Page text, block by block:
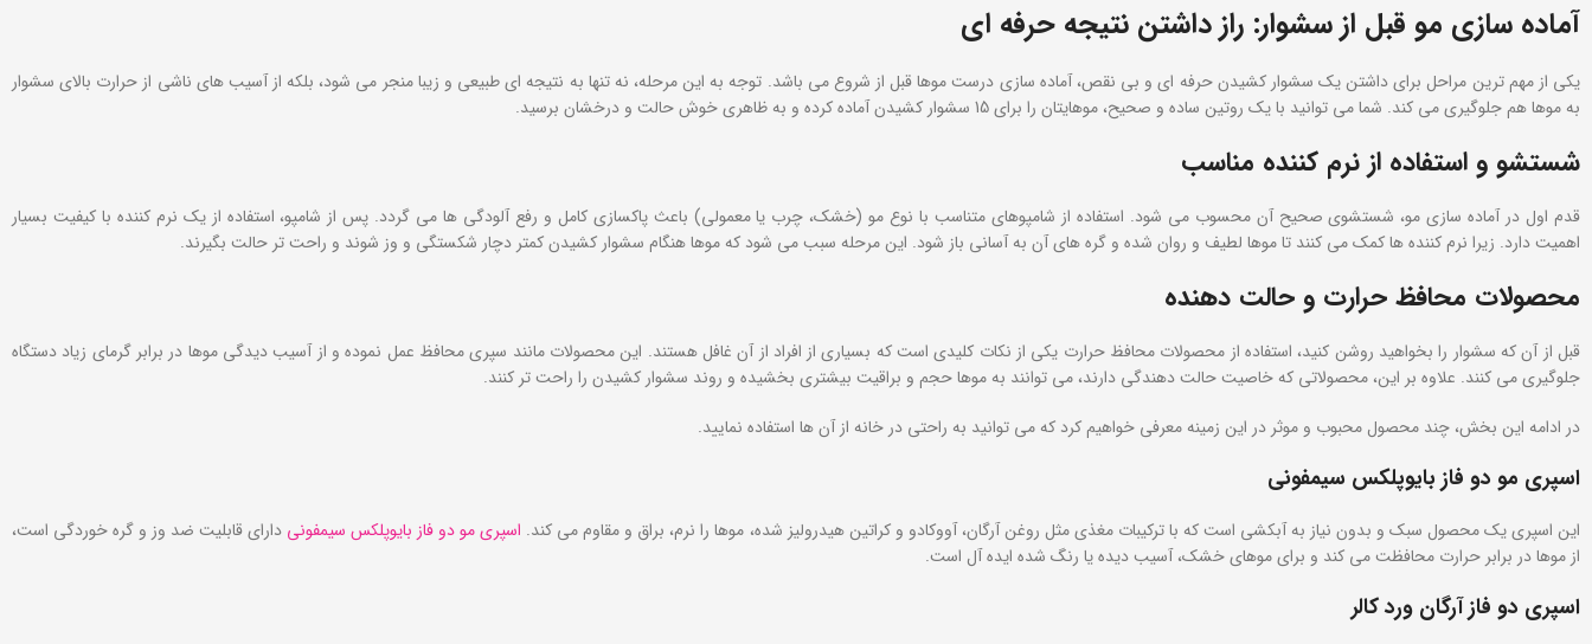
آماده‌ سازی مو قبل از سشوار: راز داشتن نتیجه حرفه‌ ای
یکی از مهم ترین مراحل برای داشتن یک سشوار کشیدن حرفه ای و بی نقص، آماده سازی درست موها قبل از شروع می باشد. توجه به این مرحله، نه تنها به نتیجه ای طبیعی و زیبا منجر می شود، بلکه از آسیب های ناشی از حرارت بالای سشوار
به موها هم جلوگیری می کند. شما می توانید با یک روتین ساده و صحیح، موهایتان را برای 15 سشوار کشیدن آماده کرده و به ظاهری خوش حالت و درخشان برسید.
شستشو و استفاده از نرم‌ کننده مناسب
قدم اول در آماده ‌سازی مو، شستشوی صحیح آن محسوب می شود. استفاده از شامپوهای متناسب با نوع مو (خشک، چرب یا معمولی) باعث پاکسازی کامل و رفع آلودگی‌ ها می گردد. پس از شامپو، استفاده از یک نرم ‌کننده با کیفیت بسیار
اهمیت دارد. زیرا نرم‌ کننده‌ ها کمک می ‌کنند تا موها لطیف و روان شده و گره‌ های آن به آسانی باز شود. این مرحله سبب می شود که موها هنگام سشوار کشیدن کمتر دچار شکستگی و وز شوند و راحت‌ تر حالت بگیرند.
محصولات محافظ حرارت و حالت‌ دهنده
قبل از آن که سشوار را بخواهید روشن کنید، استفاده از محصولات محافظ حرارت یکی از نکات کلیدی است که بسیاری از افراد از آن غافل هستند. این محصولات مانند سپری محافظ عمل نموده و از آسیب دیدگی موها در برابر گرمای زیاد دستگاه
جلوگیری می کنند. علاوه بر این، محصولاتی که خاصیت حالت دهندگی دارند، می توانند به موها حجم و براقیت بیشتری بخشیده و روند سشوار کشیدن را راحت تر کنند.
در ادامه این بخش، چند محصول محبوب و موثر در این زمینه معرفی خواهیم کرد که می توانید به راحتی در خانه از آن ها استفاده نمایید.
اسپری مو دو فاز بایوپلکس سیمفونی
این اسپری یک محصول سبک و بدون نیاز به آبکشی است که با ترکیبات مغذی مثل روغن آرگان، آووکادو و کراتین هیدرولیز شده، موها را نرم، براق و مقاوم می‌ کند. اسپری مو دو فاز بایوپلکس سیمفونی دارای قابلیت ضد وز و گره خوردگی است،
از موها در برابر حرارت محافظت می‌ کند و برای موهای خشک، آسیب‌ دیده یا رنگ‌ شده ایده‌ آل است.
اسپری دو فاز آرگان ورد کالر